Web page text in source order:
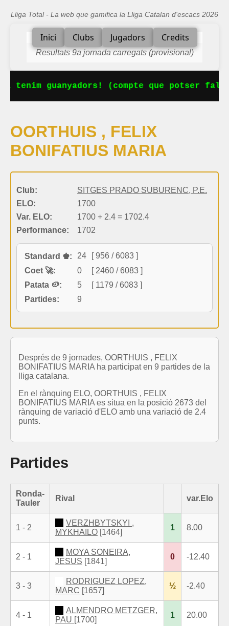
Lliga Total - La web que gamifica la Lliga Catalan d'escacs 2026
Inici Clubs Jugadors Credits
Resultats 9a jornada carregats (provisional)
tenim guanyadors! (compte que potser
OORTHUIS , FELIX
BONIFATIUS MARIA
Club:
SITGES PRADO SUBURENC, P.E.
ELO:
1700
Var. ELO:
1700 + 2.4 = 1702.4
Performance:
1702
Standard ♚: 24
[ 956 / 6083 ]
Coet 🚀:
0
[ 2460 / 6083 ]
Patata 🥔:
5
[ 1179 / 6083 ]
Partides:
9
Després de 9 jornades, OORTHUIS , FELIX
BONIFATIUS MARIA ha participat en 9 partides de la
lliga catalana.
En el rànquing ELO, OORTHUIS , FELIX
BONIFATIUS MARIA es situa en la posició 2673 del
rànquing de variació d'ELO amb una variació de 2.4
punts.
Partides
Ronda-
Tauler
Rival var.Elo
1 - 2
VERZHBYTSKYI ,
MYKHAILO [1464]
1 8.00
2 - 1
MOYA SONEIRA,
JESUS [1841]
0 -12.40
3 - 3
RODRIGUEZ LOPEZ,
MARC [1657]
½ -2.40
4 - 1
ALMENDRO METZGER,
PAU [1700]
1 20.00